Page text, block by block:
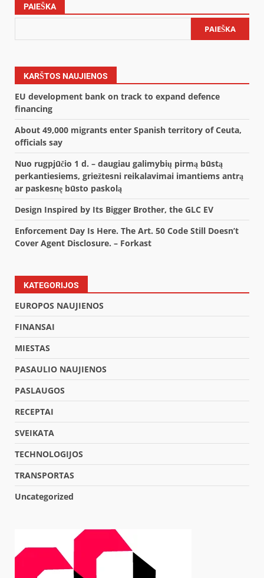
PAIEŠKA
PAIEŠKA
KARŠTOS NAUJIENOS
EU development bank on track to expand defence
financing
About 49,000 migrants enter Spanish territory of Ceuta,
officials say
Nuo rugpjūčio 1 d. – daugiau galimybių pirmą būstą
perkantiesiems, griežtesni reikalavimai imantiems antrą
ar paskesnę būsto paskolą
Design Inspired by Its Bigger Brother, the GLC EV
Enforcement Day Is Here. The Art. 50 Code Still Doesn’t
Cover Agent Disclosure. – Forkast
KATEGORIJOS
EUROPOS NAUJIENOS
FINANSAI
MIESTAS
PASAULIO NAUJIENOS
PASLAUGOS
RECEPTAI
SVEIKATA
TECHNOLOGIJOS
TRANSPORTAS
Uncategorized